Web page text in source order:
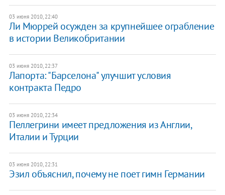
03 июня 2010, 22:40
Ли Мюррей осужден за крупнейшее ограбление
в истории Великобритании
03 июня 2010, 22:37
Лапорта: "Барселона" улучшит условия
контракта Педро
03 июня 2010, 22:34
Пеллегрини имеет предложения из Англии,
Италии и Турции
03 июня 2010, 22:31
Эзил объяснил, почему не поет гимн Германии